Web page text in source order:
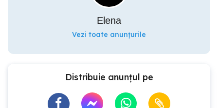
Elena
Vezi toate anunțurile
Distribuie anunțul pe